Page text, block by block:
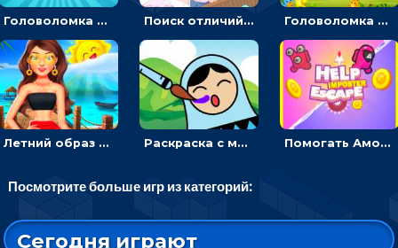
Головоломка с часами для детей: читать время по циферблату Поиск отличий на картинках с детьми - головоломка Головоломка Звери-малыши: открывай карточки по очереди, чтобы найти одинаковые
Летний образ для подруг: переодевать девочек для прогулки Раскраска с матрешками для девочек Помогать Амонг Ас бежать из комнаты через преграды - приключения
Посмотрите больше игр из категорий:
Сегодня играют